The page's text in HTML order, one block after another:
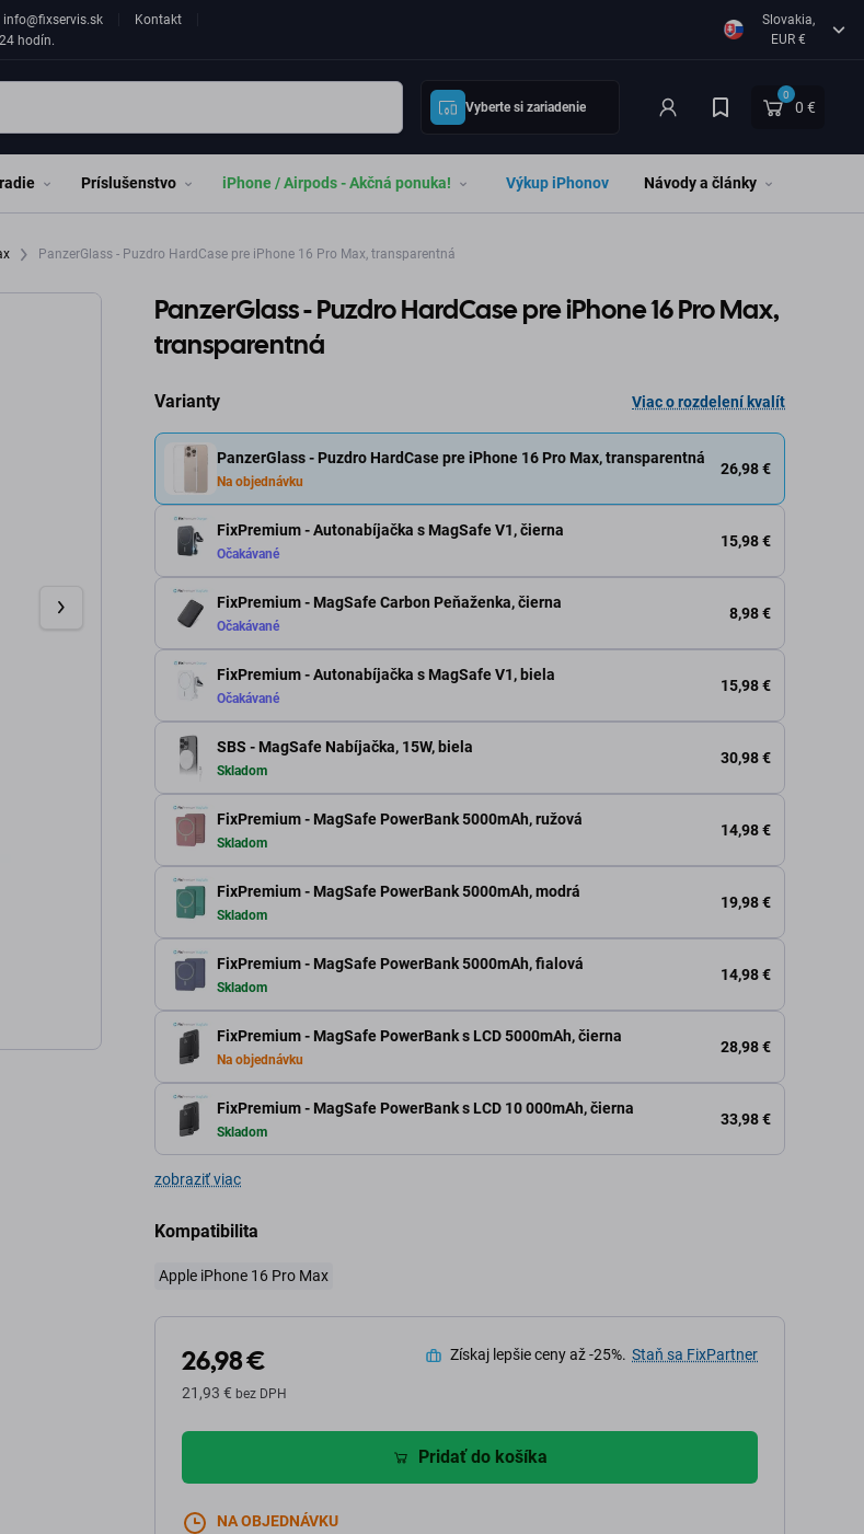
info@fixservis.sk
Kontakt
hodín.
Slovakia,
EUR €
Vyberte si zariadenie
0
0 €
Príslušenstvo iPhone / Airpods - Akčná ponuka! Výkup iPhonov Návody a články
PanzerGlass - Puzdro HardCase pre iPhone 16 Pro Max, transparentná
PanzerGlass - Puzdro HardCase pre iPhone 16 Pro Max,
transparentná
Varianty Viac o rozdelení kvalít
FixPremium - Autonabíjačka s MagSafe V1, čierna
Očakávané
15,98 €
FixPremium - MagSafe Carbon Peňaženka, čierna
Očakávané
8,98 €
FixPremium - Autonabíjačka s MagSafe V1, biela
Očakávané
15,98 €
SBS - MagSafe Nabíjačka, 15W, biela
Skladom
30,98 €
FixPremium - MagSafe PowerBank 5000mAh, ružová
Skladom
14,98 €
FixPremium - MagSafe PowerBank 5000mAh, modrá
Skladom
19,98 €
FixPremium - MagSafe PowerBank 5000mAh, fialová
Skladom
14,98 €
FixPremium - MagSafe PowerBank s LCD 5000mAh, čierna
Na objednávku
28,98 €
FixPremium - MagSafe PowerBank s LCD 10 000mAh, čierna
Skladom
33,98 €
PanzerGlass - Puzdro HardCase pre iPhone 16 Pro Max, transparentná
Na objednávku
26,98 €
zobraziť viac
Kompatibilita
Apple iPhone 16 Pro Max
26,98 €
21,93 € bez DPH
Získaj lepšie ceny až -25%. Staň sa FixPartner
Pridať do košíka
NA OBJEDNÁVKU